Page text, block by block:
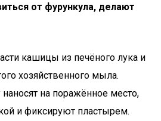
от фурункула, делают
кашицы из печёного лука и
хозяйственного мыла.
на поражённое место,
и фиксируют пластырем.